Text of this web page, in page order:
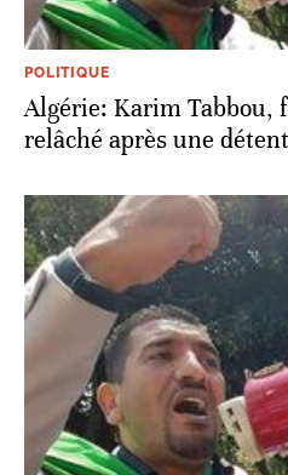
POLITIQUE
Algérie: Karim Tabbou,
relâché après une